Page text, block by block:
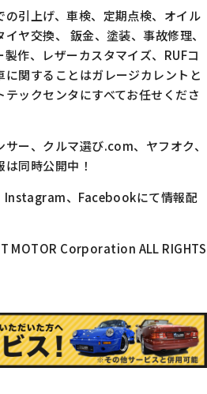
の引上げ、車検、定期点検、オイル
ヤ交換、 鈑金、塗装、事故修理、
作、レザーカスタマイズ、RUFコ
に関することはガレージカレントと
テックセンタにすべてお任せくださ
ー、クルマ選び.com、ヤフオク、
同時公開中！
、Facebookにて情報配
MOTOR Corporation ALL RIGHTS